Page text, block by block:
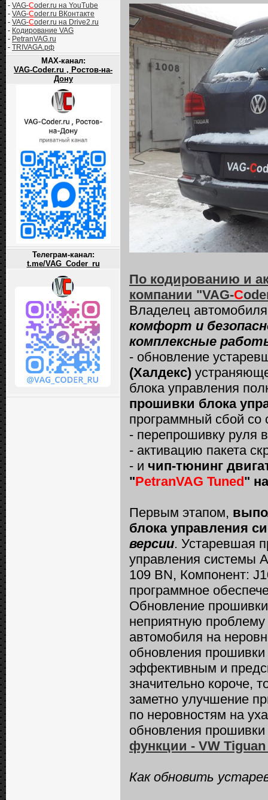
- VAG-Coder.ru на YouTube
- VAG-Coder.ru ВКонтакте
- VAG-Coder.ru на Drive2.ru
- Кодирование VAG
- PetranVAG.ru
- TRIVAGA.рф
MAX-канал:
VAG-Coder.ru , Ростов-на-
Дону
Телеграм-канал:
t.me/VAG_Coder_ru
По кодированию и
компании "VAG-C
Владелец
комфорт и
комплексные
- обновление
(Халдекс)
блока управления
прошивки блока
программный сбой
- перепрошивку руля
- активацию пакета
- и чип-тюнинг
"PetranVAG Tuned"
Первым этапом,
блока управления
версии. Устаревшая
управления системы
109 BN, Компонент:
программное
Обновление
неприятную
автомобиля на
обновления
эффективным и
значительно короче,
заметно улучшение
по неровностям на
обновления
функции - VW Tiguan
Как обновить